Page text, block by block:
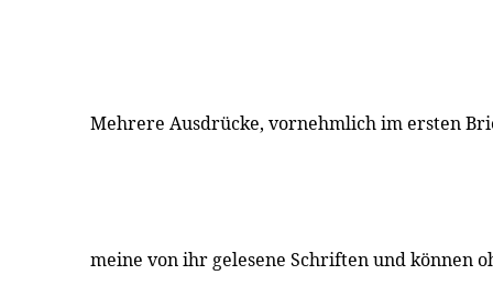
Mehrere Ausdrücke, vornehmlich im ersten
meine von ihr gelesene Schriften und können